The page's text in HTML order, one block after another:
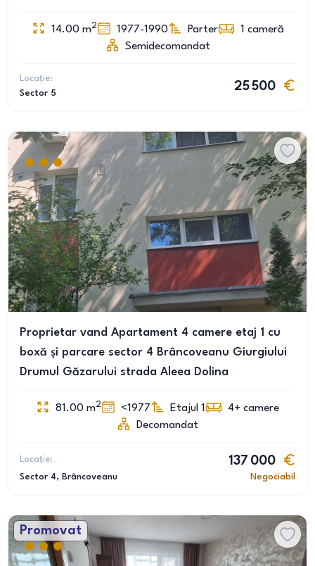
14.00 m2 1977-1990 Parter 1 cameră
Semidecomandat
Locație:
Sector 5
25 500
Proprietar vand Apartament 4 camere etaj 1 cu
boxă și parcare sector 4 Brâncoveanu Giurgiului
Drumul Găzarului strada Aleea Dolina
81.00 m2 <1977 Etajul 1 4+ camere
Decomandat
Locație:
Sector 4, Brâncoveanu
137 000
Negociabil
Promovat